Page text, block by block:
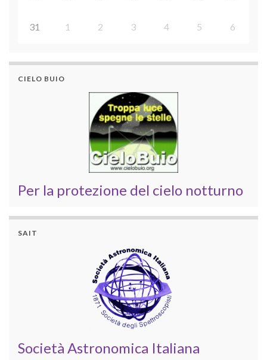
31 1 2 3 4 5 6
CIELO BUIO
Per la protezione del cielo notturno
SAIT
Società Astronomica Italiana